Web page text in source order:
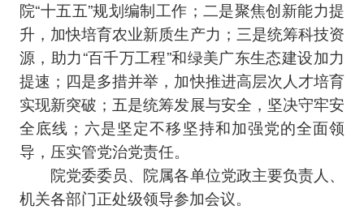
院“十五五”规划编制工作；二是聚焦创新能力提
升，加快培育农业新质生产力；三是统筹科技资
源，助力“百千万工程”和绿美广东生态建设加力
提速；四是多措并举，加快推进高层次人才培育
实现新突破；五是统筹发展与安全，坚决守牢安
全底线；六是坚定不移坚持和加强党的全面领
导，压实管党治党责任。
院党委委员、院属各单位党政主要负责人、
机关各部门正处级领导参加会议。